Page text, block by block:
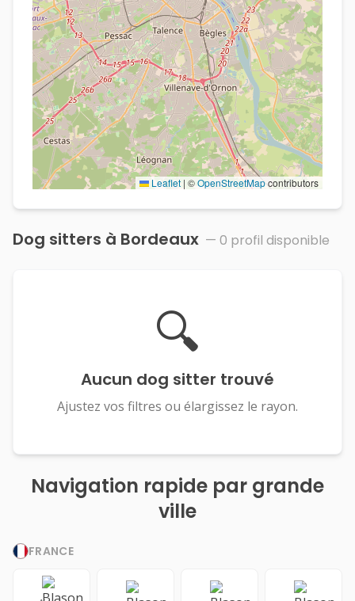
Leaflet | ©OpenStreetMapcontributors
Dog sitters à Bordeaux — 0 profil disponible
🔍
Aucun dog sitter trouvé
Ajustez vos filtres ou élargissez le rayon.
Navigation rapide par grande
ville
FRANCE